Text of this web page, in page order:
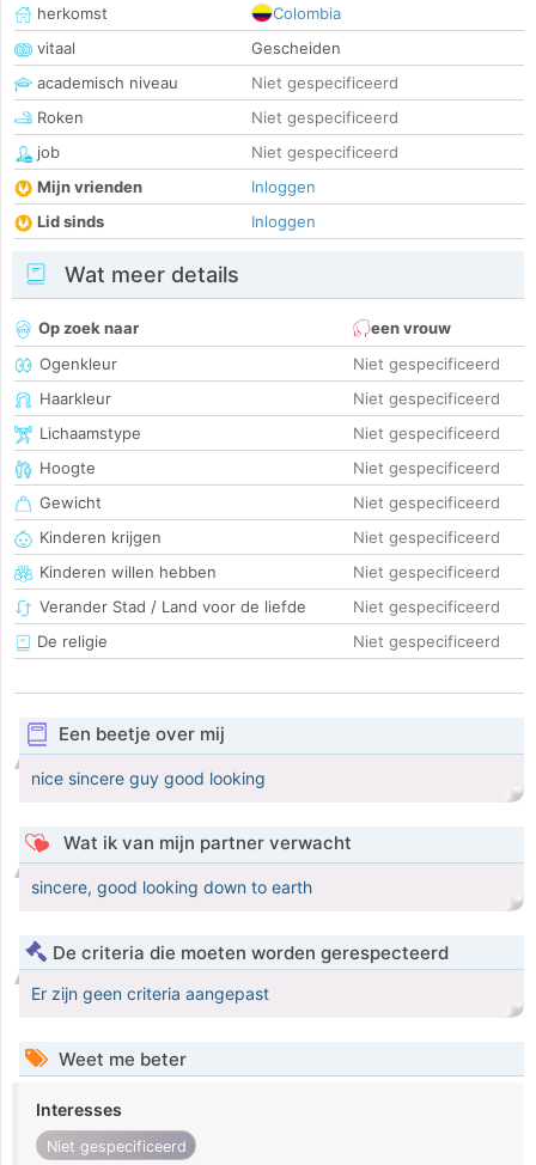
herkomst
Colombia
vitaal
Gescheiden
academisch niveau
Niet gespecificeerd
Roken
Niet gespecificeerd
job
Niet gespecificeerd
Mijn vrienden
Inloggen
Lid sinds
Inloggen
Wat meer details
Op zoek naar
een vrouw
Ogenkleur
Niet gespecificeerd
Haarkleur
Niet gespecificeerd
Lichaamstype
Niet gespecificeerd
Hoogte
Niet gespecificeerd
Gewicht
Niet gespecificeerd
Kinderen krijgen
Niet gespecificeerd
Kinderen willen hebben
Niet gespecificeerd
Verander Stad / Land voor de liefde
Niet gespecificeerd
De religie
Niet gespecificeerd
Een beetje over mij
nice sincere guy good looking
Wat ik van mijn partner verwacht
sincere, good looking down to earth
De criteria die moeten worden gerespecteerd
Er zijn geen criteria aangepast
Weet me beter
Interesses
Niet gespecificeerd